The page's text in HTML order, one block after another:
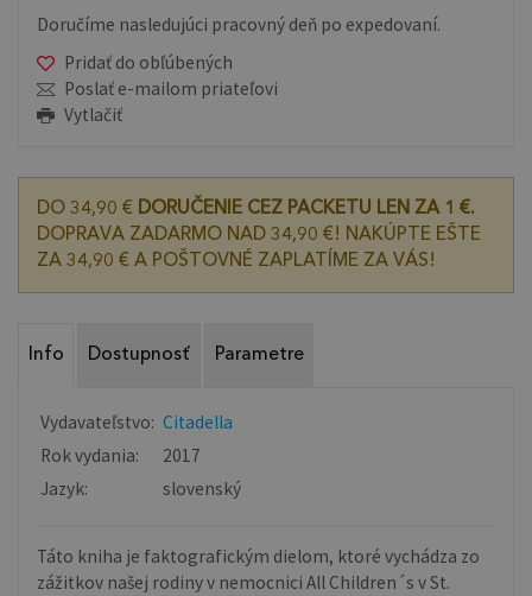
Doručíme nasledujúci pracovný deň po expedovaní.
Pridať do obľúbených
Poslať e-mailom priateľovi
Vytlačiť
DO 34,90 € DORUČENIE CEZ PACKETU LEN ZA 1 €.
DOPRAVA ZADARMO NAD 34,90 €! NAKÚPTE EŠTE
ZA 34,90 € A POŠTOVNÉ ZAPLATÍME ZA VÁS!
Info Dostupnosť Parametre
Vydavateľstvo: Citadella
Rok vydania:
2017
Jazyk:
slovenský
Táto kniha je faktografickým dielom, ktoré vychádza zo
zážitkov našej rodiny v nemocnici All Children´s v St.